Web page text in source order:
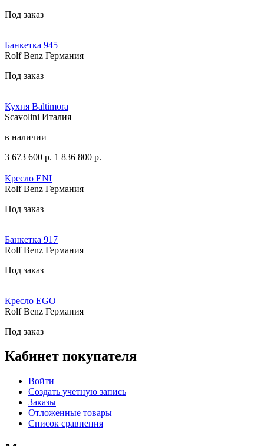
Под заказ
Банкетка 945
Rolf Benz Германия
Под заказ
Кухня Baltimora
Scavolini Италия
в наличии
3 673 600 р. 1 836 800 р.
Кресло ENI
Rolf Benz Германия
Под заказ
Банкетка 917
Rolf Benz Германия
Под заказ
Кресло EGO
Rolf Benz Германия
Под заказ
Кабинет покупателя
Войти
Создать учетную запись
Заказы
Отложенные товары
Список сравнения